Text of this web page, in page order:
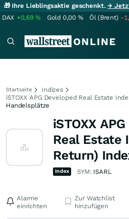
🎁 Ihre Lieblingsaktie geschenkt.→
DAX +0,69% Gold 0,00 % Öl (Brent) -
Startseite
Indizes
iSTOXX APG Developed Real Estate
Handelsplätze
iSTOXX
Real Estate
Return)
Index SYM: ISARL
Alarme
einrichten
Zur Watchlist
hinzufügen